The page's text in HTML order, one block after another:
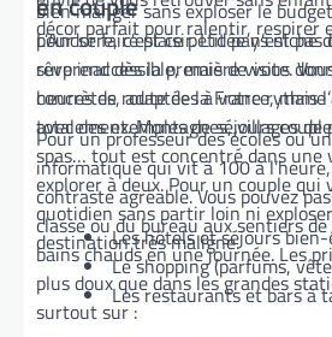
décor parfait pour ralentir, respirer
bien manger sans exploser le
pour se faire plaisir. L’idée n’est
rêve inaccessible, mais de vous
concrètes, adaptées à votre
avec des exemples de séjours
L’Andorre, c’est ce petit pays niché
surprend dès la première visite.
heures de route de la France, mais
totalement. Montagnes, villages de
spas… tout est concentré dans une
explorer à deux. Pour un couple qui
quotidien sans partir loin ni
destination très maligne.
Pour un professeur des écoles ou
informatique qui vit à 100 à
contraste agréable. Vous pouvez
classe ou du bureau aux sentiers
bains chauds en une journée. Les
plus doux que dans les grandes
surtout sur :
Les hôtels et séjours
Le shopping (parfums,
Les restaurants et bars à